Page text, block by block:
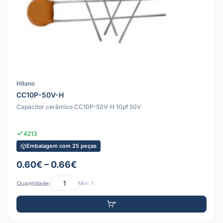
Hitano
CC10P-50V-H
Capacitor cerâmico CC10P-50V-H 10pf 50V
4213
Embalagem com 25 peças
0.60€ – 0.66€
Quantidade: Mín: 1